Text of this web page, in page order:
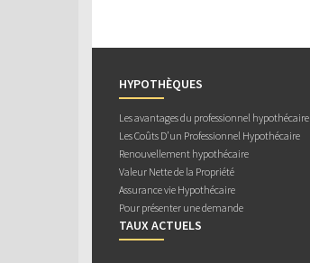
HYPOTHÈQUES
Les avantages du professionnel hypothécaire
Les Coûts D’un Professionnel Hypothécaire
Renouvellement hypothécaire
Valeur Nette de la Propriété
Assurance vie Hypothécaire
Pour présenter une demande
TAUX ACTUELS